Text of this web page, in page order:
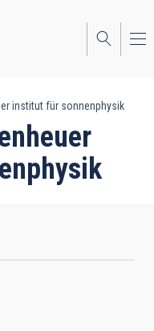
institut für sonnenphysik